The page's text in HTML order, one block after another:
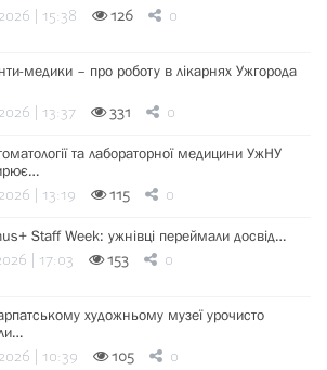
| 15:38 126 0
медики – про роботу в лікарнях Ужгорода
| 13:37 331 0
та лабораторної медицини УжНУ
| 13:19 115 0
Staff Week: ужнівці переймали досвід…
| 17:03 153 0
художньому музеї урочисто
| 10:39 105 0